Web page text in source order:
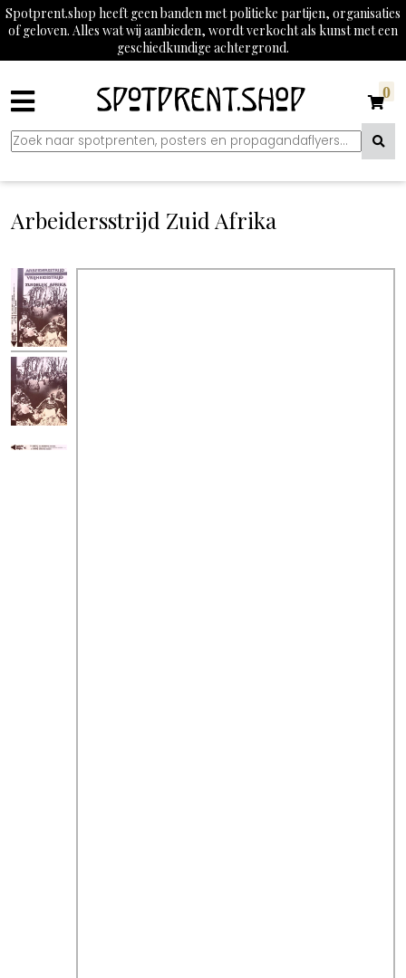
Spotprent.shop heeft geen banden met politieke partijen, organisaties
of geloven. Alles wat wij aanbieden, wordt verkocht als kunst met een
geschiedkundige achtergrond.
0
Arbeidersstrijd Zuid Afrika